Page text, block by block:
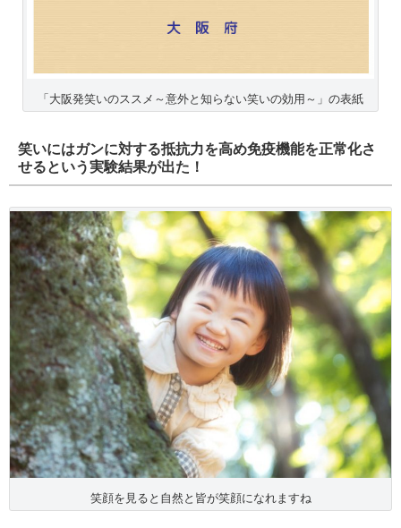
「大阪発笑いのススメ～意外と知らない笑いの効用～」の表紙
笑いにはガンに対する抵抗力を高め免疫機能を正常化さ
せるという実験結果が出た！
笑顔を見ると自然と皆が笑顔になれますね